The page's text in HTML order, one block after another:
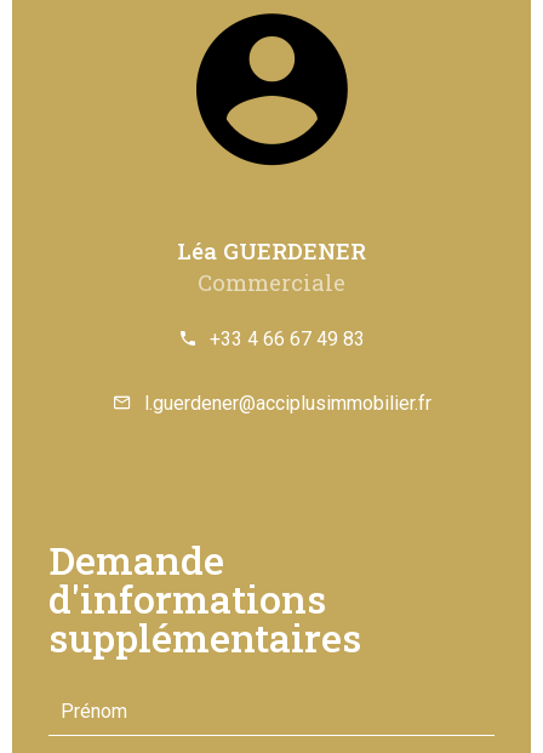
Léa GUERDENER
Commerciale
+33 4 66 67 49 83
l.guerdener@acciplusimmobilier.fr
Demande
d'informations
supplémentaires